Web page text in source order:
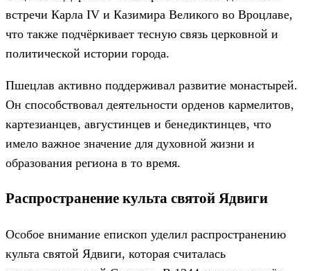
встречи Карла IV и Казимира Великого во Вроцлаве,
что также подчёркивает тесную связь церковной и
политической истории города.
Пшецлав активно поддерживал развитие монастырей.
Он способствовал деятельности орденов кармелитов,
картезианцев, августинцев и бенедиктинцев, что
имело важное значение для духовной жизни и
образования региона в то время.
Распространение культа святой Ядвиги
Особое внимание епископ уделил распространению
культа святой Ядвиги, которая считалась